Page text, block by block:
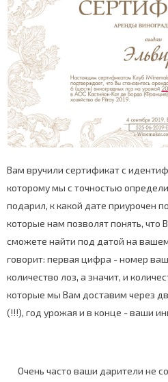
Вам вручили сертификат с
которому мы с точностью
подарил, к какой дате приурочен
которые нам позволят понять, что
сможете найти под датой на
говорит: первая цифра - номер
количество лоз, а значит, и
которые мы Вам доставим через
(!!!), год урожая и в конце - ваши
Очень часто ваши дарители не